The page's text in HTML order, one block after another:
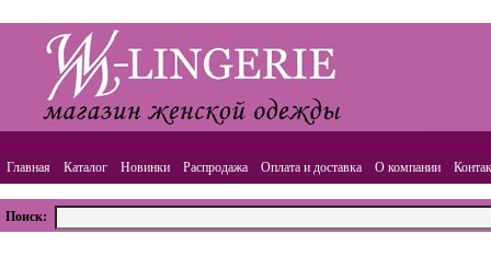
Главная Каталог Новинки Распродажа Оплата и доставка О компании
Поиск: